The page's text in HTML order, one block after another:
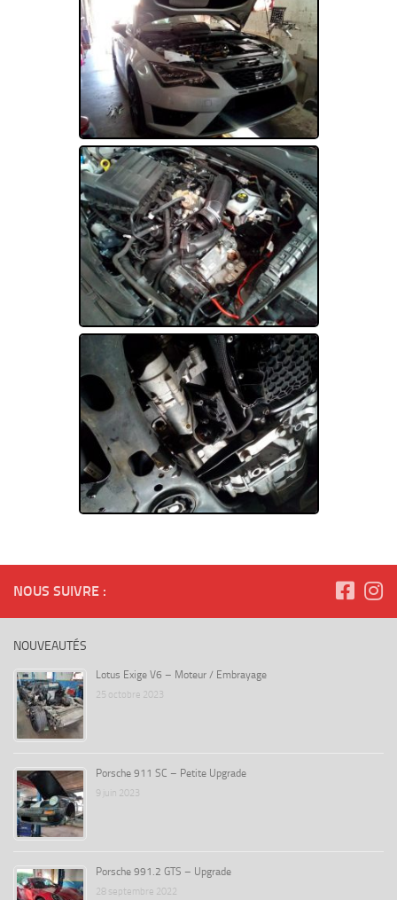
NOUS SUIVRE :
NOUVEAUTÉS
Lotus Exige V6 – Moteur / Embrayage
25 octobre 2023
Porsche 911 SC – Petite Upgrade
9 juin 2023
Porsche 991.2 GTS – Upgrade
28 septembre 2022